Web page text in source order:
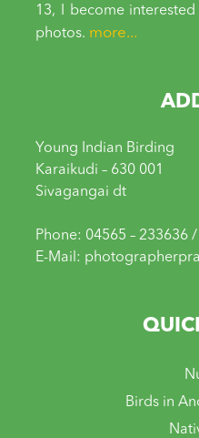
13, I become
photos. more...
Young Indian Birding
Karaikudi – 630 001
Sivagangai dt
Phone: 04565 – 233636
E-Mail:
Birds in